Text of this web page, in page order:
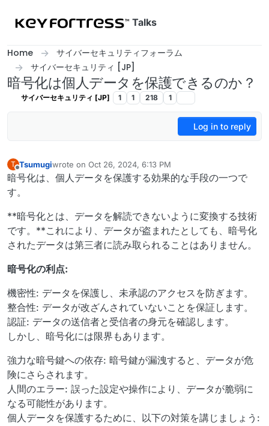
Talks
Home
サイバーセキュリティフォーラム
サイバーセキュリティ [JP]
暗号化は個人データを保護できるのか？
サイバーセキュリティ [JP] 1 1 218 1
Log in to reply
T
Offline
Tsumugiwrote on Oct 26, 2024, 6:13 PM
last edited by TsumugiOct 26, 2024, 6:32 PM
暗号化は、個人データを保護する効果的な手段の一つで
す。
**暗号化とは、データを解読できないように変換する技術
です。**これにより、データが盗まれたとしても、暗号化
されたデータは第三者に読み取られることはありません。
暗号化の利点:
機密性: データを保護し、未承認のアクセスを防ぎます。
整合性: データが改ざんされていないことを保証します。
認証: データの送信者と受信者の身元を確認します。
しかし、暗号化には限界もあります。
強力な暗号鍵への依存: 暗号鍵が漏洩すると、データが危
険にさらされます。
人間のエラー: 誤った設定や操作により、データが脆弱に
なる可能性があります。
個人データを保護するために、以下の対策を講じましょう: